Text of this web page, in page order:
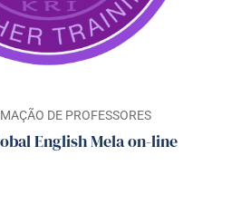
DE PROFESSORES
English Mela on-line